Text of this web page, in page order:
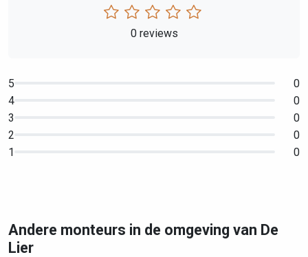
0 reviews
5
0
4
0
3
0
2
0
1
0
Andere monteurs in de omgeving van De
Lier